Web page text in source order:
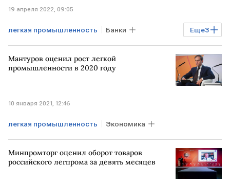
19 апреля 2022, 09:05
Еще3
легкая промышленность Банки
Финансы Бизнес обувь
Мантуров оценил рост легкой
промышленности в 2020 году
10 января 2021, 12:46
легкая промышленность Экономика
Минпромторг оценил оборот товаров
российского легпрома за девять месяцев